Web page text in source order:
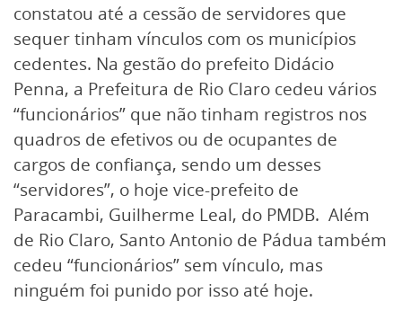
constatou até a cessão de servidores que
sequer tinham vínculos com os municípios
cedentes. Na gestão do prefeito Didácio
Penna, a Prefeitura de Rio Claro cedeu vários
“funcionários” que não tinham registros nos
quadros de efetivos ou de ocupantes de
cargos de confiança, sendo um desses
“servidores”, o hoje vice-prefeito de
Paracambi, Guilherme Leal, do PMDB. Além
de Rio Claro, Santo Antonio de Pádua também
cedeu “funcionários” sem vínculo, mas
ninguém foi punido por isso até hoje.